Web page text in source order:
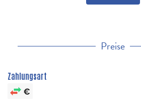
Preise
Zahlungsart